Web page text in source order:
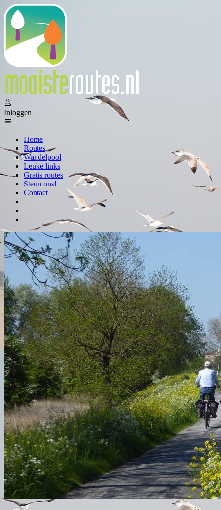
Inloggen
Home
Routes
Wandelpool
Leuke links
Gratis routes
Steun ons!
Contact